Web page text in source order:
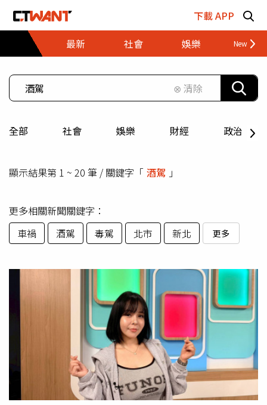
下載 APP
最新
社會 娛樂 財經
⊗ 清除
全部 社會 娛樂 財經 政治
顯示結果第 1 ~ 20 筆 / 關鍵字「 酒駕 」
更多相關新聞關鍵字：
車禍
酒駕 毒駕 北市 新北 更多